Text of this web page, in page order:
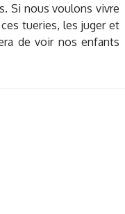
Si nous voulons vivre
tueries, les juger et
de voir nos enfants